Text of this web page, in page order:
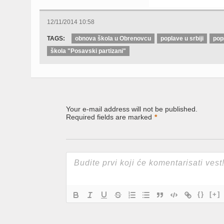
12/11/2014 10:58
TAGS: obnova škola u Obrenovcu poplave u srbiji
škola "Posavski partizani"
Your e-mail address will not be published.
Required fields are marked *
{} [+]